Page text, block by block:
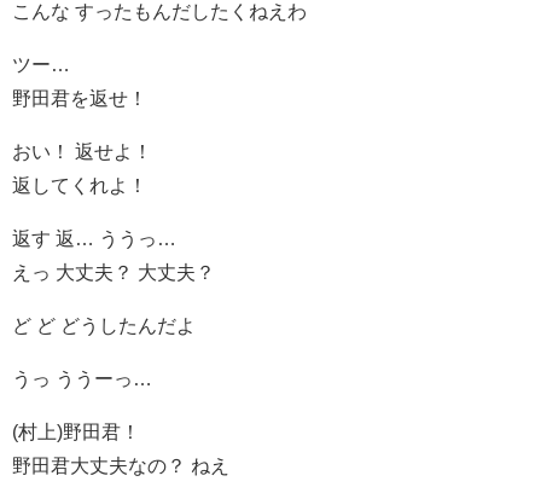
こんな すったもんだしたくねえわ
ツー…
野田君を返せ！
おい！ 返せよ！
返してくれよ！
返す 返… ううっ…
えっ 大丈夫？ 大丈夫？
ど ど どうしたんだよ
うっ ううーっ…
(村上)野田君！
野田君大丈夫なの？ ねえ